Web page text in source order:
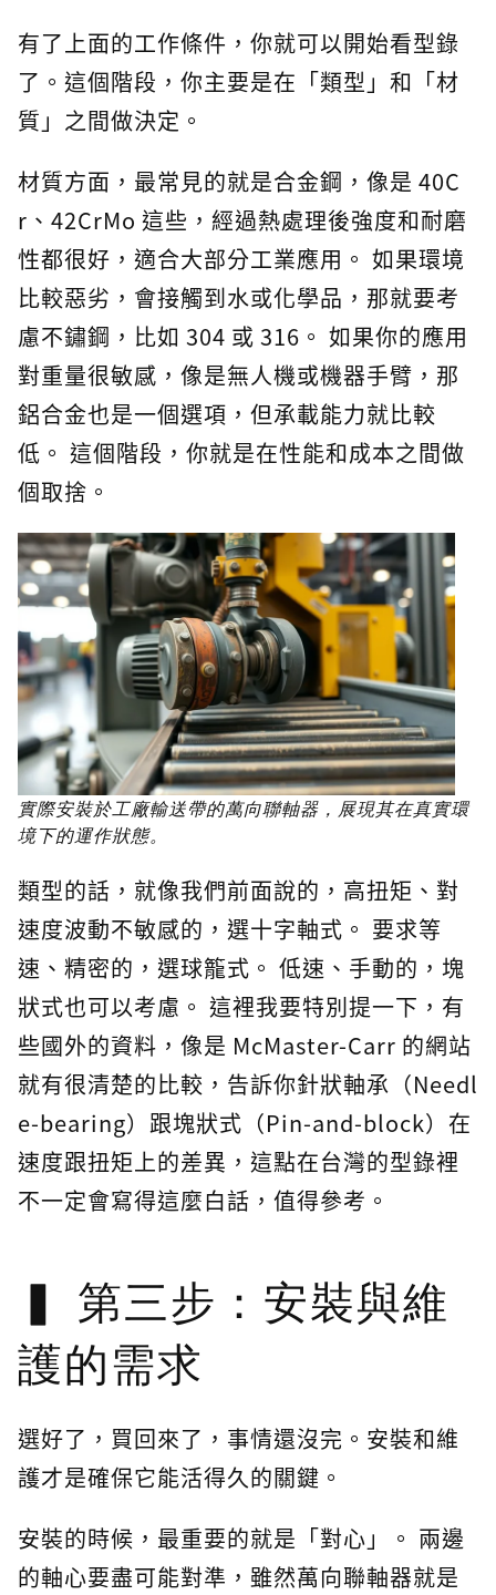
有了上面的工作條件，你就可以開始看型錄
了。這個階段，你主要是在「類型」和「材
質」之間做決定。
材質方面，最常見的就是合金鋼，像是 40C
r、42CrMo 這些，經過熱處理後強度和耐磨
性都很好，適合大部分工業應用。 如果環境
比較惡劣，會接觸到水或化學品，那就要考
慮不鏽鋼，比如 304 或 316。 如果你的應用
對重量很敏感，像是無人機或機器手臂，那
鋁合金也是一個選項，但承載能力就比較
低。 這個階段，你就是在性能和成本之間做
個取捨。
實際安裝於工廠輸送帶的萬向聯軸器，展現其在真實環
境下的運作狀態。
類型的話，就像我們前面說的，高扭矩、對
速度波動不敏感的，選十字軸式。 要求等
速、精密的，選球籠式。 低速、手動的，塊
狀式也可以考慮。 這裡我要特別提一下，有
些國外的資料，像是 McMaster-Carr 的網站
就有很清楚的比較，告訴你針狀軸承（Needl
e-bearing）跟塊狀式（Pin-and-block）在
速度跟扭矩上的差異，這點在台灣的型錄裡
不一定會寫得這麼白話，值得參考。
第三步：安裝與維
護的需求
選好了，買回來了，事情還沒完。安裝和維
護才是確保它能活得久的關鍵。
安裝的時候，最重要的就是「對心」。 兩邊
的軸心要盡可能對準，雖然萬向聯軸器就是